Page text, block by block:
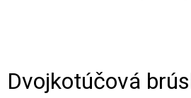
Dvojkotúčová